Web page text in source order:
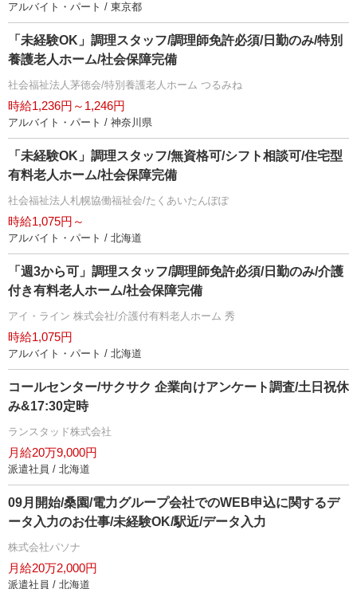
アルバイト・パート / 東京都
「未経験OK」調理スタッフ/調理師免許必須/日勤のみ/特別
養護老人ホーム/社会保障完備
社会福祉法人茅徳会/特別養護老人ホーム つるみね
時給1,236円～1,246円
アルバイト・パート / 神奈川県
「未経験OK」調理スタッフ/無資格可/シフト相談可/住宅型
有料老人ホーム/社会保障完備
社会福祉法人札幌協働福祉会/たくあいたんぽぽ
時給1,075円～
アルバイト・パート / 北海道
「週3から可」調理スタッフ/調理師免許必須/日勤のみ/介護
付き有料老人ホーム/社会保障完備
アイ・ライン 株式会社/介護付有料老人ホーム 秀
時給1,075円
アルバイト・パート / 北海道
コールセンター/サクサク 企業向けアンケート調査/土日祝休
み&17:30定時
ランスタッド株式会社
月給20万9,000円
派遣社員 / 北海道
09月開始/桑園/電力グループ会社でのWEB申込に関するデ
ータ入力のお仕事/未経験OK/駅近/データ入力
株式会社パソナ
月給20万2,000円
派遣社員 / 北海道